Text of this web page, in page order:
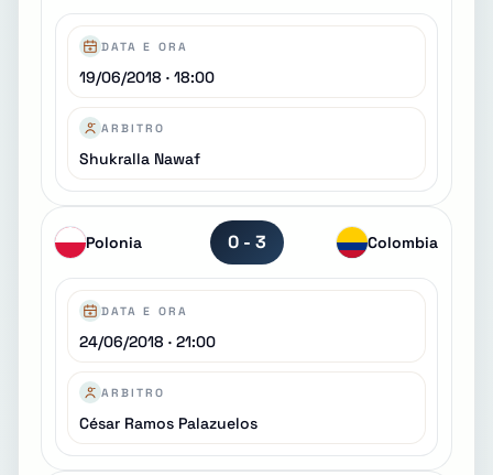
DATA E ORA
19/06/2018 · 18:00
ARBITRO
Shukralla Nawaf
Polonia 0 - 3 Colombia
DATA E ORA
24/06/2018 · 21:00
ARBITRO
César Ramos Palazuelos